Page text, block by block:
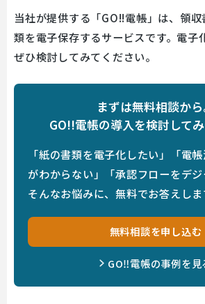
当社が提供する「GO!!電帳」は、領
類を電子保存するサービスです。電子
ぜひ検討してみてください。
まずは無料相談から
GO!!電帳の導入を検討して
「紙の書類を電子化したい」「電
がわからない」「承認フローをデジ
そんなお悩みに、無料でお答えしま
無料相談を申し込む
GO‼電帳の事例を見